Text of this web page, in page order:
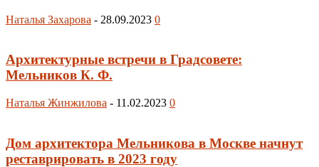
Наталья Захарова - 28.09.2023 0
Архитектурные встречи в Градсовете:
Мельников К. Ф.
Наталья Жинжилова - 11.02.2023 0
Дом архитектора Мельникова в Москве начнут
реставрировать в 2023 году